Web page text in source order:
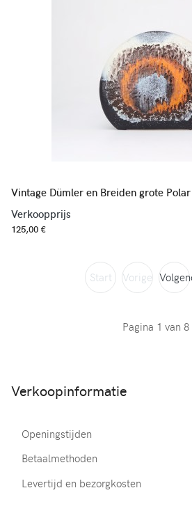
Vintage Dümler en Breiden grote
Verkoopprijs
125,00 €
Start Vorige
Pagina 1 van 8
Verkoopinformatie
Openingstijden
Betaalmethoden
Levertijd en bezorgkosten